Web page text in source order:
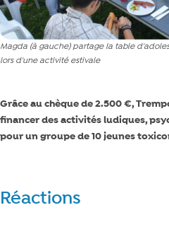
Magda (à gauche) partage la table
lors d'une activité estivale
Grâce au chèque de 2.500 €,
financer des activités ludiques,
pour un groupe de 10 jeunes
Réactions